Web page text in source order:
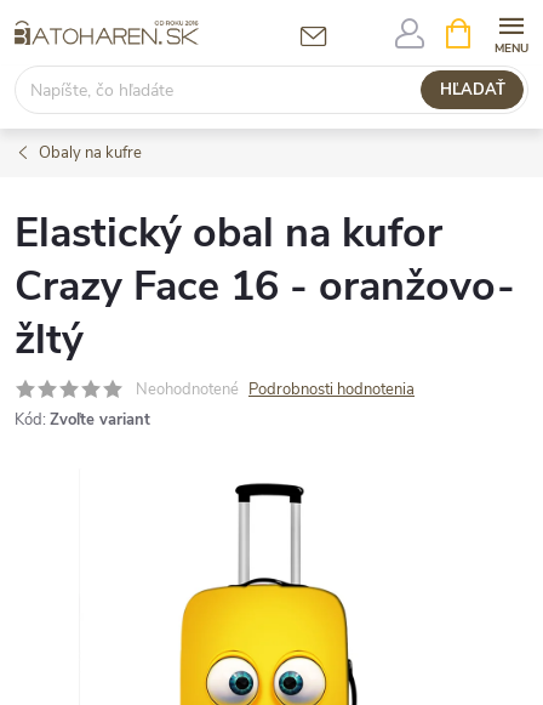
na
obsah
HĽADAŤ
KOŠÍK
Obaly na kufre
Elastický obal na kufor
Crazy Face 16 - oranžovo-
žltý
Neohodnotené Podrobnosti hodnotenia
Kód: Zvoľte variant